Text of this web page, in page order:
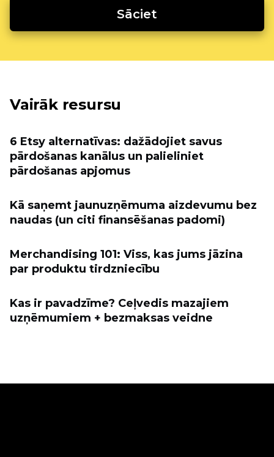
Sāciet
Vairāk resursu
6 Etsy alternatīvas: dažādojiet savus
pārdošanas kanālus un palieliniet
pārdošanas apjomus
Kā saņemt jaunuzņēmuma aizdevumu bez
naudas (un citi finansēšanas padomi)
Merchandising 101: Viss, kas jums jāzina
par produktu tirdzniecību
Kas ir pavadzīme? Ceļvedis mazajiem
uzņēmumiem + bezmaksas veidne